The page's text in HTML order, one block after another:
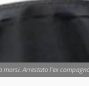
morsi. Arrestato l'ex